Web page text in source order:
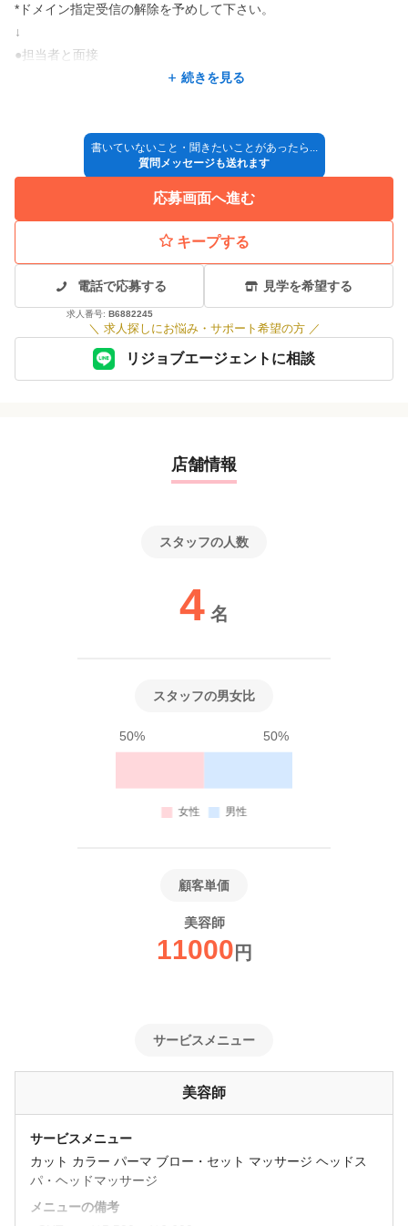
*ドメイン指定受信の解除を予めして下さい。
↓
●担当者と面接
*採用方法が変更となる場合もございますので、ご了承ください。
続きを見る
書いていないこと・聞きたいことがあったら...
質問メッセージも送れます
応募画面へ進む
キープする
電話で応募する
求人番号: B6882245
見学を希望する
＼ 求人探しにお悩み・サポート希望の方 ／
リジョブエージェントに相談
店舗情報
スタッフの人数
4 名
スタッフの男女比
50% 50%
顧客単価
美容師
11000 円
サービスメニュー
美容師
サービスメニュー
カット カラー パーマ ブロー・セット マッサージ ヘッドス
パ・ヘッドマッサージ
メニューの備考